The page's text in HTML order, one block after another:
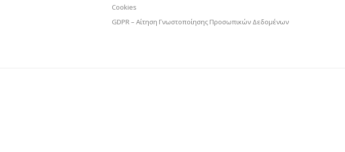
Cookies
GDPR – Αίτηση Γνωστοποίησης Προσωπικών Δεδομένων